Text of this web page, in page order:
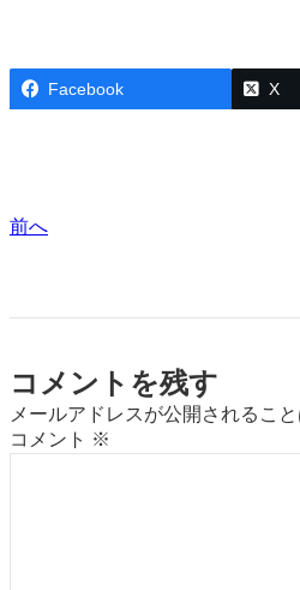
Facebook X
前へ
コメントを残す
メールアドレスが公開されること
コメント ※